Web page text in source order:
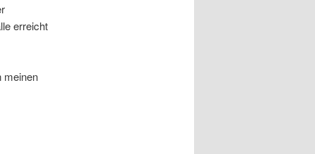
erreicht
meinen